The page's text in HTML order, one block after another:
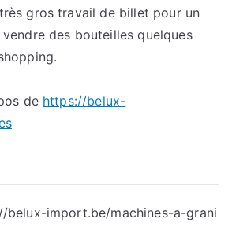
gros travail de billet pour un
des bouteilles quelques
de https://belux-
belux-import.be/machines-a-grani